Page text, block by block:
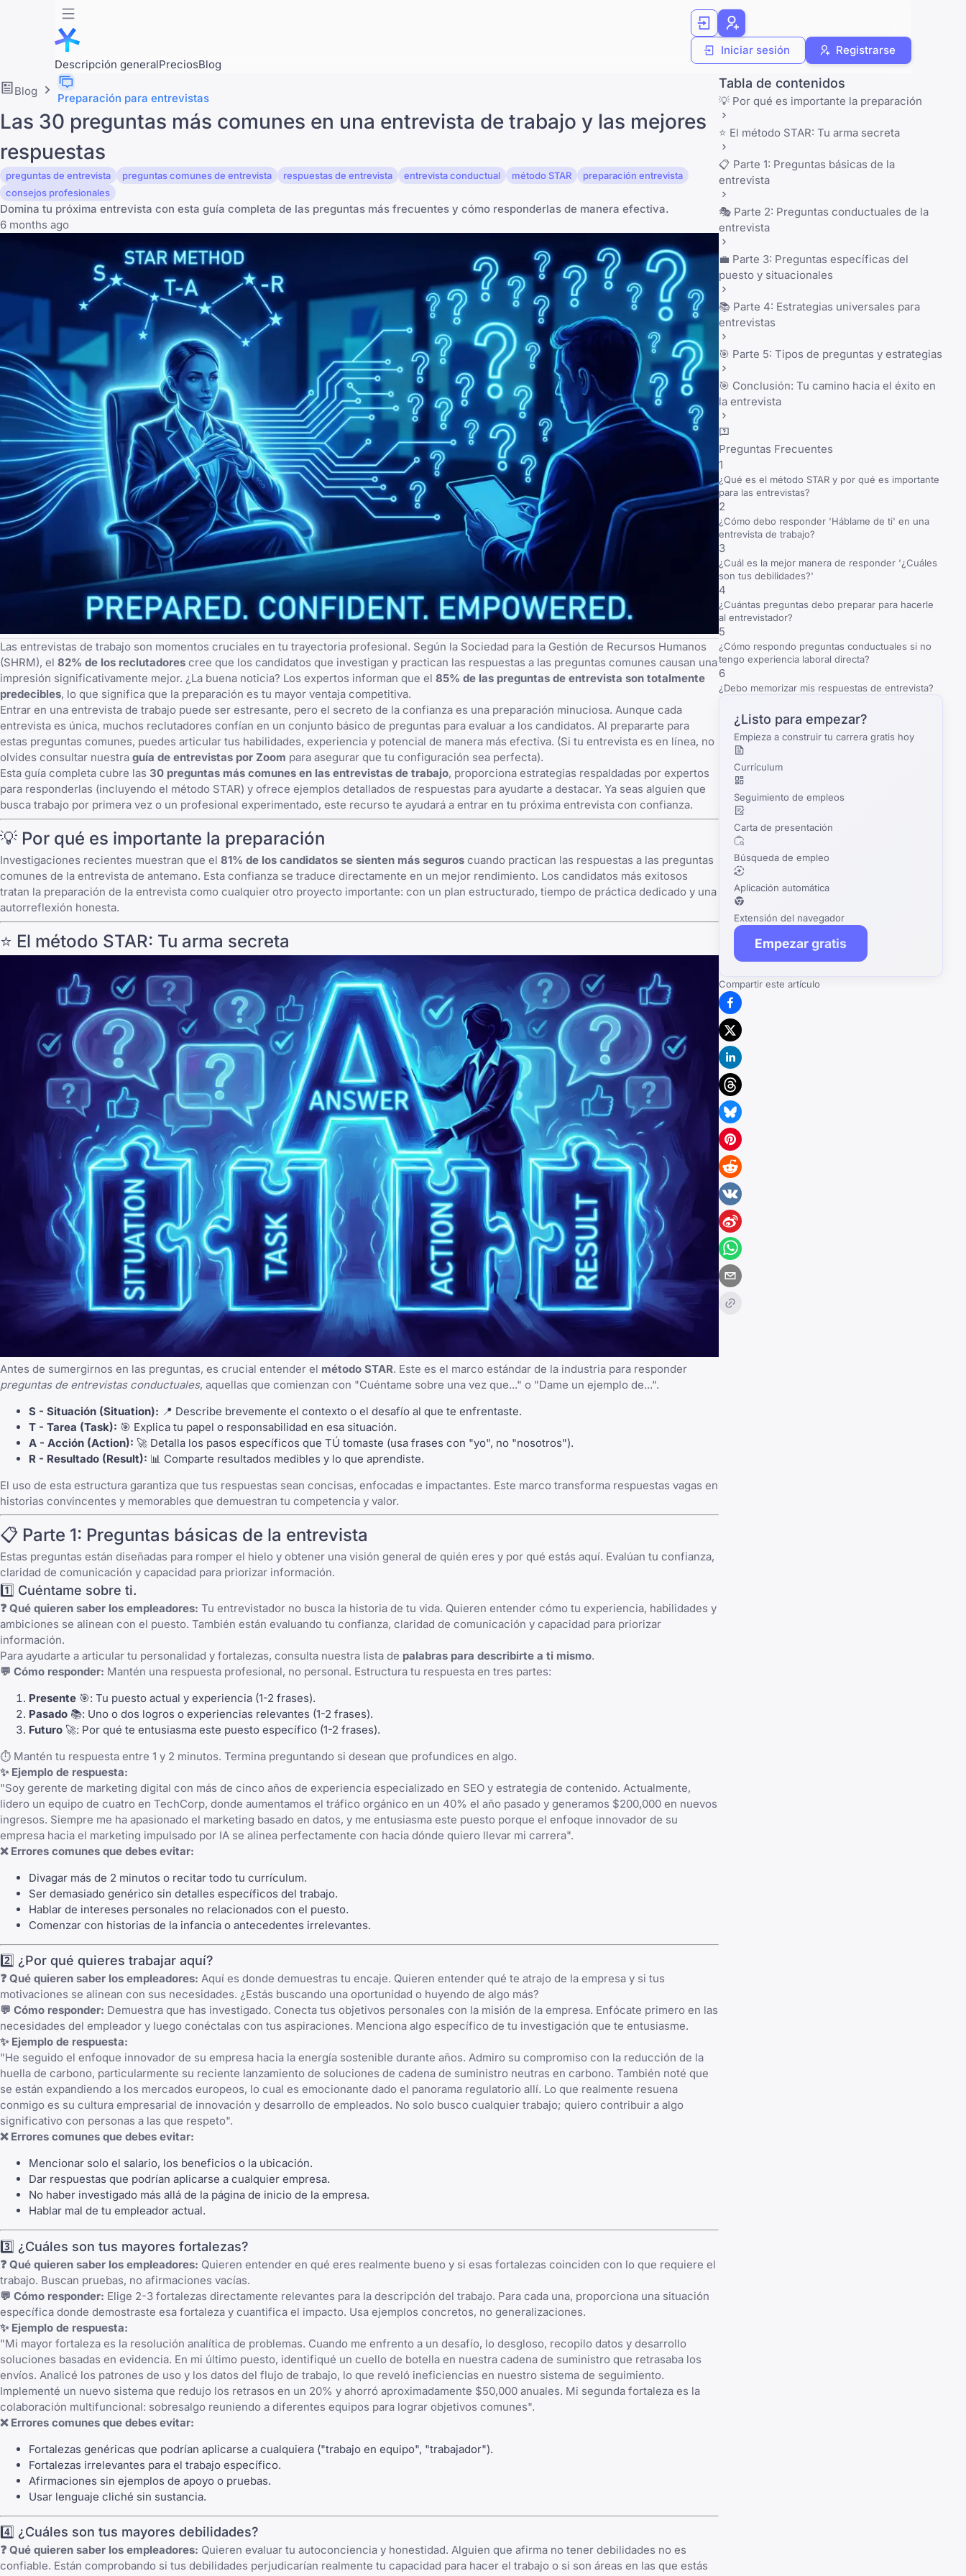
Descripción generalPreciosBlog
Iniciar sesión Registrarse
Blog
Preparación para entrevistas
Las 30 preguntas más comunes en una entrevista de trabajo y las mejores
respuestas
preguntas de entrevista preguntas comunes de entrevista respuestas de entrevista entrevista conductual método STAR
preparación entrevista
consejos profesionales
Domina tu próxima entrevista con esta guía completa de las preguntas más frecuentes y cómo responderlas de manera efectiva.
6 months ago
Las entrevistas de trabajo son momentos cruciales en tu trayectoria profesional. Según la Sociedad para la Gestión de Recursos Humanos
(SHRM), el 82% de los reclutadores cree que los candidatos que investigan y practican las respuestas a las preguntas comunes causan una
impresión significativamente mejor. ¿La buena noticia? Los expertos informan que el 85% de las preguntas de entrevista son totalmente
predecibles, lo que significa que la preparación es tu mayor ventaja competitiva.
Entrar en una entrevista de trabajo puede ser estresante, pero el secreto de la confianza es una preparación minuciosa. Aunque cada
entrevista es única, muchos reclutadores confían en un conjunto básico de preguntas para evaluar a los candidatos. Al prepararte para
estas preguntas comunes, puedes articular tus habilidades, experiencia y potencial de manera más efectiva. (Si tu entrevista es en línea, no
olvides consultar nuestra guía de entrevistas por Zoom para asegurar que tu configuración sea perfecta).
Esta guía completa cubre las 30 preguntas más comunes en las entrevistas de trabajo, proporciona estrategias respaldadas por expertos
para responderlas (incluyendo el método STAR) y ofrece ejemplos detallados de respuestas para ayudarte a destacar. Ya seas alguien que
busca trabajo por primera vez o un profesional experimentado, este recurso te ayudará a entrar en tu próxima entrevista con confianza.
💡 Por qué es importante la preparación
Investigaciones recientes muestran que el 81% de los candidatos se sienten más seguros cuando practican las respuestas a las preguntas
comunes de la entrevista de antemano. Esta confianza se traduce directamente en un mejor rendimiento. Los candidatos más exitosos
tratan la preparación de la entrevista como cualquier otro proyecto importante: con un plan estructurado, tiempo de práctica dedicado y una
autorreflexión honesta.
⭐ El método STAR: Tu arma secreta
Antes de sumergirnos en las preguntas, es crucial entender el método STAR. Este es el marco estándar de la industria para responder
preguntas de entrevistas conductuales, aquellas que comienzan con "Cuéntame sobre una vez que..." o "Dame un ejemplo de...".
S - Situación (Situation): 📍 Describe brevemente el contexto o el desafío al que te enfrentaste.
T - Tarea (Task): 🎯 Explica tu papel o responsabilidad en esa situación.
A - Acción (Action): 🚀 Detalla los pasos específicos que TÚ tomaste (usa frases con "yo", no "nosotros").
R - Resultado (Result): 📊 Comparte resultados medibles y lo que aprendiste.
El uso de esta estructura garantiza que tus respuestas sean concisas, enfocadas e impactantes. Este marco transforma respuestas vagas en
historias convincentes y memorables que demuestran tu competencia y valor.
📋 Parte 1: Preguntas básicas de la entrevista
Estas preguntas están diseñadas para romper el hielo y obtener una visión general de quién eres y por qué estás aquí. Evalúan tu confianza,
claridad de comunicación y capacidad para priorizar información.
1️⃣ Cuéntame sobre ti.
❓ Qué quieren saber los empleadores: Tu entrevistador no busca la historia de tu vida. Quieren entender cómo tu experiencia, habilidades y
ambiciones se alinean con el puesto. También están evaluando tu confianza, claridad de comunicación y capacidad para priorizar
información.
Para ayudarte a articular tu personalidad y fortalezas, consulta nuestra lista de palabras para describirte a ti mismo.
💬 Cómo responder: Mantén una respuesta profesional, no personal. Estructura tu respuesta en tres partes:
Presente 🎯: Tu puesto actual y experiencia (1-2 frases).
Pasado 📚: Uno o dos logros o experiencias relevantes (1-2 frases).
Futuro 🚀: Por qué te entusiasma este puesto específico (1-2 frases).
⏱️ Mantén tu respuesta entre 1 y 2 minutos. Termina preguntando si desean que profundices en algo.
✨ Ejemplo de respuesta:
"Soy gerente de marketing digital con más de cinco años de experiencia especializado en SEO y estrategia de contenido. Actualmente,
lidero un equipo de cuatro en TechCorp, donde aumentamos el tráfico orgánico en un 40% el año pasado y generamos $200,000 en nuevos
ingresos. Siempre me ha apasionado el marketing basado en datos, y me entusiasma este puesto porque el enfoque innovador de su
empresa hacia el marketing impulsado por IA se alinea perfectamente con hacia dónde quiero llevar mi carrera".
❌ Errores comunes que debes evitar:
Divagar más de 2 minutos o recitar todo tu currículum.
Ser demasiado genérico sin detalles específicos del trabajo.
Hablar de intereses personales no relacionados con el puesto.
Comenzar con historias de la infancia o antecedentes irrelevantes.
2️⃣ ¿Por qué quieres trabajar aquí?
❓ Qué quieren saber los empleadores: Aquí es donde demuestras tu encaje. Quieren entender qué te atrajo de la empresa y si tus
motivaciones se alinean con sus necesidades. ¿Estás buscando una oportunidad o huyendo de algo más?
💬 Cómo responder: Demuestra que has investigado. Conecta tus objetivos personales con la misión de la empresa. Enfócate primero en las
necesidades del empleador y luego conéctalas con tus aspiraciones. Menciona algo específico de tu investigación que te entusiasme.
✨ Ejemplo de respuesta:
"He seguido el enfoque innovador de su empresa hacia la energía sostenible durante años. Admiro su compromiso con la reducción de la
huella de carbono, particularmente su reciente lanzamiento de soluciones de cadena de suministro neutras en carbono. También noté que
se están expandiendo a los mercados europeos, lo cual es emocionante dado el panorama regulatorio allí. Lo que realmente resuena
conmigo es su cultura empresarial de innovación y desarrollo de empleados. No solo busco cualquier trabajo; quiero contribuir a algo
significativo con personas a las que respeto".
❌ Errores comunes que debes evitar:
Mencionar solo el salario, los beneficios o la ubicación.
Dar respuestas que podrían aplicarse a cualquier empresa.
No haber investigado más allá de la página de inicio de la empresa.
Hablar mal de tu empleador actual.
3️⃣ ¿Cuáles son tus mayores fortalezas?
❓ Qué quieren saber los empleadores: Quieren entender en qué eres realmente bueno y si esas fortalezas coinciden con lo que requiere el
trabajo. Buscan pruebas, no afirmaciones vacías.
💬 Cómo responder: Elige 2-3 fortalezas directamente relevantes para la descripción del trabajo. Para cada una, proporciona una situación
específica donde demostraste esa fortaleza y cuantifica el impacto. Usa ejemplos concretos, no generalizaciones.
✨ Ejemplo de respuesta:
"Mi mayor fortaleza es la resolución analítica de problemas. Cuando me enfrento a un desafío, lo desgloso, recopilo datos y desarrollo
soluciones basadas en evidencia. En mi último puesto, identifiqué un cuello de botella en nuestra cadena de suministro que retrasaba los
envíos. Analicé los patrones de uso y los datos del flujo de trabajo, lo que reveló ineficiencias en nuestro sistema de seguimiento.
Implementé un nuevo sistema que redujo los retrasos en un 20% y ahorró aproximadamente $50,000 anuales. Mi segunda fortaleza es la
colaboración multifuncional: sobresalgo reuniendo a diferentes equipos para lograr objetivos comunes".
❌ Errores comunes que debes evitar:
Fortalezas genéricas que podrían aplicarse a cualquiera ("trabajo en equipo", "trabajador").
Fortalezas irrelevantes para el trabajo específico.
Afirmaciones sin ejemplos de apoyo o pruebas.
Usar lenguaje cliché sin sustancia.
4️⃣ ¿Cuáles son tus mayores debilidades?
❓ Qué quieren saber los empleadores: Quieren evaluar tu autoconciencia y honestidad. Alguien que afirma no tener debilidades no es
confiable. Están comprobando si tus debilidades perjudicarían realmente tu capacidad para hacer el trabajo o si son áreas en las que estás
Tabla de contenidos
💡 Por qué es importante la preparación
⭐ El método STAR: Tu arma secreta
📋 Parte 1: Preguntas básicas de la
entrevista
🎭 Parte 2: Preguntas conductuales de la
entrevista
💼 Parte 3: Preguntas específicas del
puesto y situacionales
📚 Parte 4: Estrategias universales para
entrevistas
🎯 Parte 5: Tipos de preguntas y estrategias
🎯 Conclusión: Tu camino hacia el éxito en
la entrevista
Preguntas Frecuentes
1
¿Qué es el método STAR y por qué es importante
para las entrevistas?
2
¿Cómo debo responder 'Háblame de ti' en una
entrevista de trabajo?
3
¿Cuál es la mejor manera de responder '¿Cuáles
son tus debilidades?'
4
¿Cuántas preguntas debo preparar para hacerle
al entrevistador?
5
¿Cómo respondo preguntas conductuales si no
tengo experiencia laboral directa?
6
¿Debo memorizar mis respuestas de entrevista?
¿Listo para empezar?
Empieza a construir tu carrera gratis hoy
Currículum
Seguimiento de empleos
Carta de presentación
Búsqueda de empleo
Aplicación automática
Extensión del navegador
Empezar gratis
Compartir este artículo